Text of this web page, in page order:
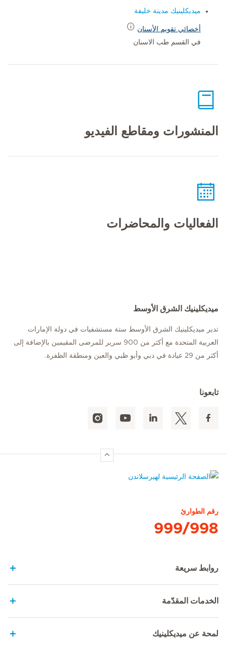
ميديكلينيك مدينة خليفة
أخصائي تقويم الأسنان
في القسم طب الاسنان
المنشورات ومقاطع الفيديو
الفعاليات والمحاضرات
ميديكلينيك الشرق الأوسط
تدير ميديكلينيك الشرق الأوسط ستة مستشفيات في دولة الإمارات
العربية المتحدة مع أكثر من 900 سرير للمرضى المقيمين بالإضافة إلى
أكثر من 29 عيادة في دبي وأبو ظبي والعين ومنطقة الظفرة.
تابعونا
رقم الطوارئ
999/998
روابط سريعة
الخدمات المقدّمة
لمحة عن ميديكلينيك